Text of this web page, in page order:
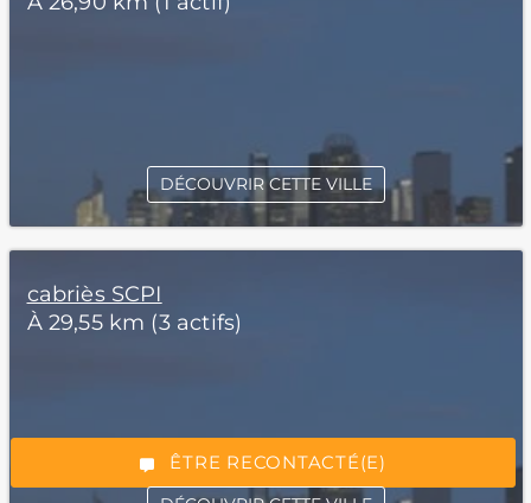
*Champs obligatoires
“Excellent”, 165 avis
ÊTRE RECONTACTÉ(E)
DÉCOUVRIR CETTE VILLE
cabriès SCPI
À 29,55 km (3 actifs)